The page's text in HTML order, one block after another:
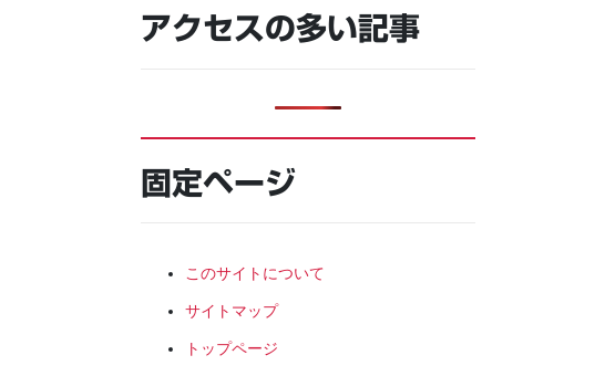
アクセスの多い記事
固定ページ
このサイトについて
サイトマップ
トップページ